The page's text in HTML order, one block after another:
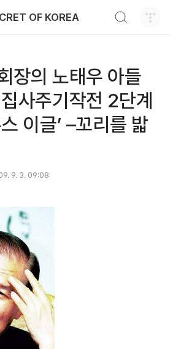
OF KOREA
장의 노태우 아들
사주기작전 2단계
이글’ –꼬리를 밟
9. 3. 09:08